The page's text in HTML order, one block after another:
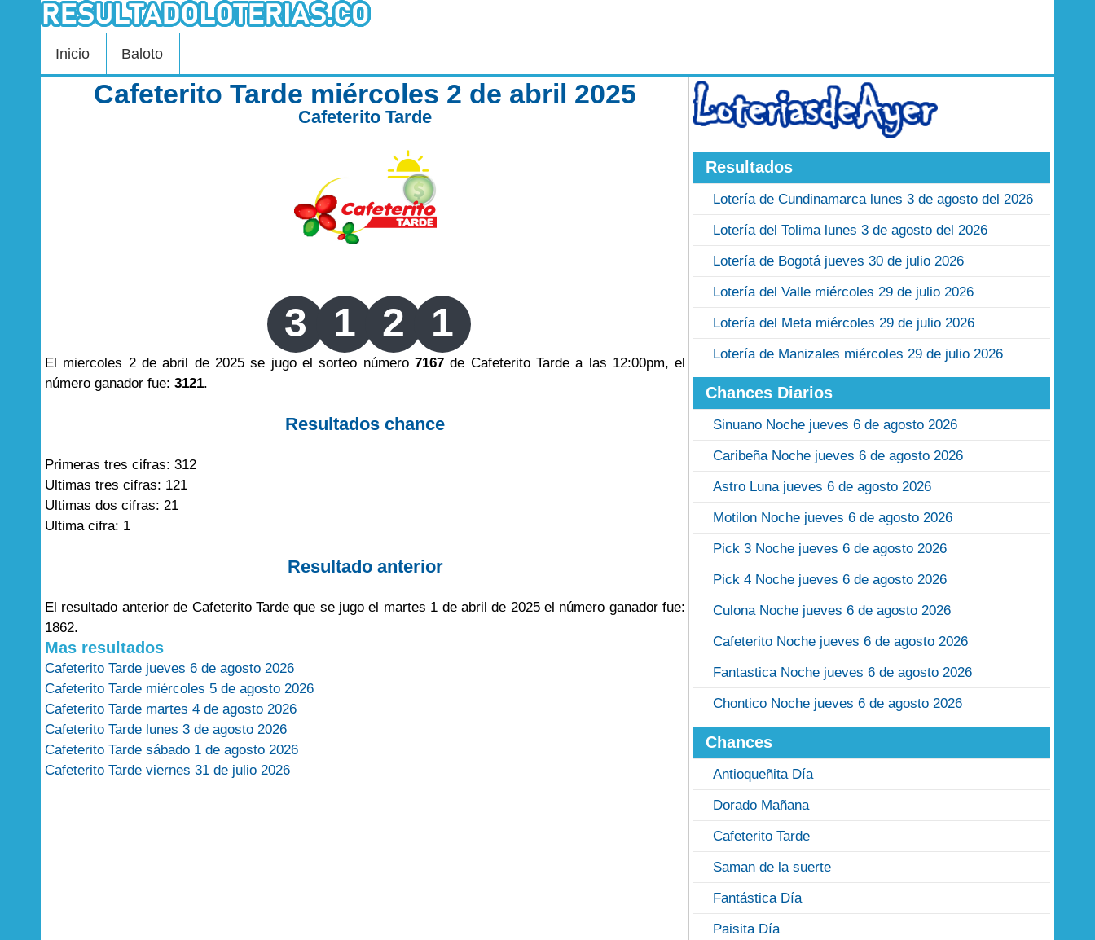
Inicio Baloto
Cafeterito Tarde miércoles 2 de abril 2025
Cafeterito Tarde
3 1 2 1
El miercoles 2 de abril de 2025 se jugo el sorteo número 7167de Cafeterito Tarde a las 12:00pm, el
número ganador fue: 3121.
Resultados chance
Primeras tres cifras: 312
Ultimas tres cifras: 121
Ultimas dos cifras: 21
Ultima cifra: 1
Resultado anterior
El resultado anterior de Cafeterito Tarde que se jugo el martes 1 de abril de 2025 el número ganador fue:
1862.
Mas resultados
Cafeterito Tarde jueves 6 de agosto 2026
Cafeterito Tarde miércoles 5 de agosto 2026
Cafeterito Tarde martes 4 de agosto 2026
Cafeterito Tarde lunes 3 de agosto 2026
Cafeterito Tarde sábado 1 de agosto 2026
Cafeterito Tarde viernes 31 de julio 2026
Resultados
Lotería de Cundinamarca lunes 3 de agosto del 2026
Lotería del Tolima lunes 3 de agosto del 2026
Lotería de Bogotá jueves 30 de julio 2026
Lotería del Valle miércoles 29 de julio 2026
Lotería del Meta miércoles 29 de julio 2026
Lotería de Manizales miércoles 29 de julio 2026
Chances Diarios
Sinuano Noche jueves 6 de agosto 2026
Caribeña Noche jueves 6 de agosto 2026
Astro Luna jueves 6 de agosto 2026
Motilon Noche jueves 6 de agosto 2026
Pick 3 Noche jueves 6 de agosto 2026
Pick 4 Noche jueves 6 de agosto 2026
Culona Noche jueves 6 de agosto 2026
Cafeterito Noche jueves 6 de agosto 2026
Fantastica Noche jueves 6 de agosto 2026
Chontico Noche jueves 6 de agosto 2026
Chances
Antioqueñita Día
Dorado Mañana
Cafeterito Tarde
Saman de la suerte
Fantástica Día
Paisita Día